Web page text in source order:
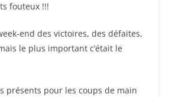
fouteux !!!
end des victoires, des défaites,
le plus important c’était le
présents pour les coups de main